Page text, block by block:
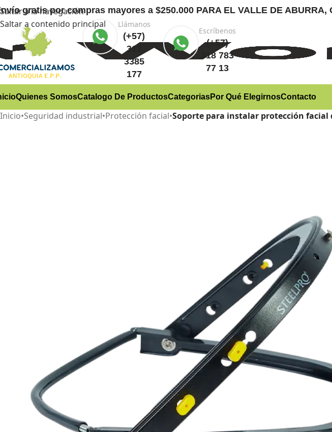
Saltar a la navegación
Saltar a contenido principal
gratispor compras mayores a $250.000 PARA EL VALLE DE ABURRA,
Llámanos
(+57)
312
3385
177
Escríbenos
(+57)
318 783
77 13
Quienes SomosCatalogo De ProductosCategoriasPor Qué ElegirnosContacto
Inicio•Seguridad industrial•Protección facial•Soporte para instalar protección facial